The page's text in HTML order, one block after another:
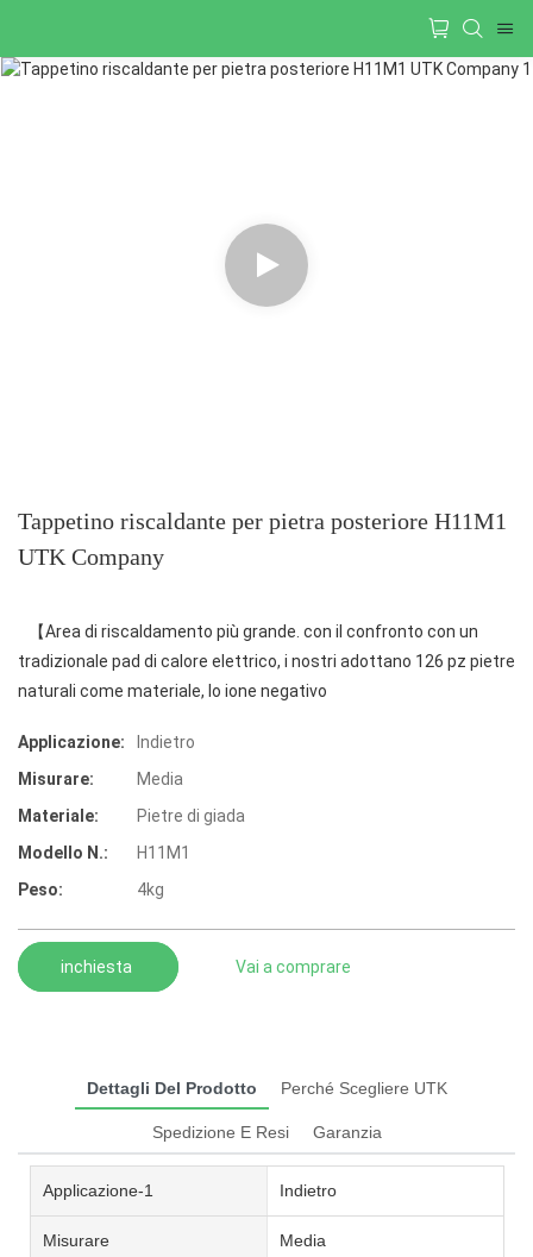
Tappetino riscaldante per pietra posteriore H11M1
UTK Company
【Area di riscaldamento più grande. con il confronto con un
tradizionale pad di calore elettrico, i nostri adottano 126 pz pietre
naturali come materiale, lo ione negativo
Applicazione:
Indietro
Misurare:
Media
Materiale:
Pietre di giada
Modello N.:
H11M1
Peso:
4kg
inchiesta Vai a comprare
Dettagli Del Prodotto Perché Scegliere UTK
Spedizione E Resi Garanzia
Applicazione-1 Indietro
Misurare Media